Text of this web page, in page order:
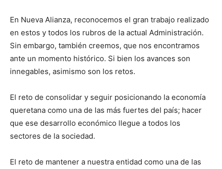
En Nueva Alianza, reconocemos el gran trabajo realizado
en estos y todos los rubros de la actual Administración.
Sin embargo, también creemos, que nos encontramos
ante un momento histórico. Si bien los avances son
innegables, asimismo son los retos.
El reto de consolidar y seguir posicionando la economía
queretana como una de las más fuertes del país; hacer
que ese desarrollo económico llegue a todos los
sectores de la sociedad.
El reto de mantener a nuestra entidad como una de las